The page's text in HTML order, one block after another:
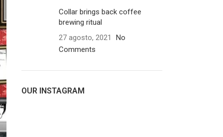
Collar brings back coffee
brewing ritual
27 agosto, 2021
No
Comments
OUR INSTAGRAM